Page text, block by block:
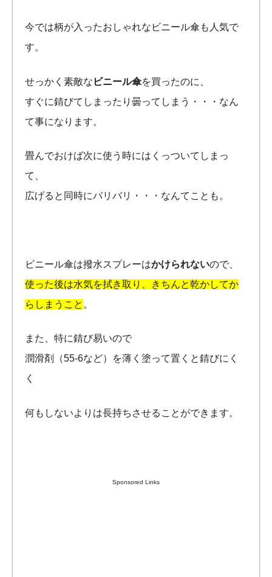
今では柄が入ったおしゃれなビニール傘も人気で
す。
せっかく素敵な ビニール傘を買ったのに、
すぐに錆びてしまったり曇ってしまう・・・なん
て事になります。
畳んでおけば次に使う時にはくっついてしまっ
て、
広げると同時にバリバリ・・・なんてことも。
ビニール傘は撥水スプレーはかけられないので、
使った後は水気を拭き取り、きちんと乾かしてか
らしまうこと 。
また、特に錆び易いので
潤滑剤（55-6など）を薄く塗って置くと錆びにく
く
何もしないよりは長持ちさせることができます。
Sponsored Links